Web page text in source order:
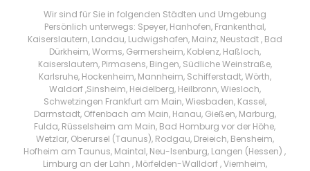
Wir sind für Sie in folgenden Städten und Umgebung
Persönlich unterwegs: Speyer, Hanhofen, Frankenthal,
Kaiserslautern, Landau, Ludwigshafen, Mainz, Neustadt , Bad
Dürkheim, Worms, Germersheim, Koblenz, Haßloch,
Kaiserslautern, Pirmasens, Bingen, Südliche Weinstraße,
Karlsruhe, Hockenheim, Mannheim, Schifferstadt, Wörth,
Waldorf ,Sinsheim, Heidelberg, Heilbronn, Wiesloch,
Schwetzingen Frankfurt am Main, Wiesbaden, Kassel,
Darmstadt, Offenbach am Main, Hanau, Gießen, Marburg,
Fulda, Rüsselsheim am Main, Bad Homburg vor der Höhe,
Wetzlar, Oberursel (Taunus), Rodgau, Dreieich, Bensheim,
Hofheim am Taunus, Maintal, Neu-Isenburg, Langen (Hessen) ,
Limburg an der Lahn , Mörfelden-Walldorf , Viernheim,